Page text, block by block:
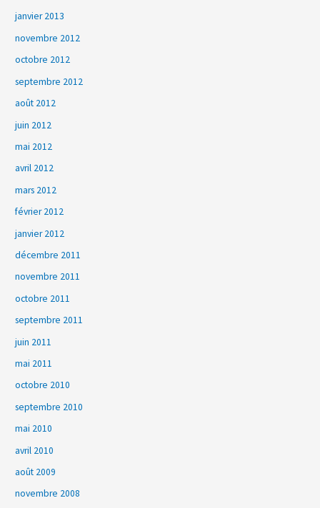
janvier 2013
novembre 2012
octobre 2012
septembre 2012
août 2012
juin 2012
mai 2012
avril 2012
mars 2012
février 2012
janvier 2012
décembre 2011
novembre 2011
octobre 2011
septembre 2011
juin 2011
mai 2011
octobre 2010
septembre 2010
mai 2010
avril 2010
août 2009
novembre 2008